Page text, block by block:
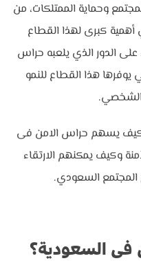
وحماية الممتلكات، من
أهمية كبرى لهذا القطاع
الدور الذي يلعبه حراس
هذا القطاع للنمو
الشخصي.
يسهم حراس الامن فى
وكيف يمكنهم الارتقاء
المجتمع السعودي.
السعودية؟